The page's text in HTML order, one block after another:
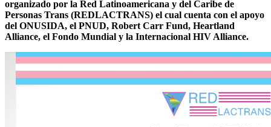
organizado por la Red Latinoamericana y del Caribe de
Personas Trans (REDLACTRANS) el cual cuenta con el apoyo
del ONUSIDA, el PNUD, Robert Carr Fund, Heartland
Alliance, el Fondo Mundial y la Internacional HIV Alliance.